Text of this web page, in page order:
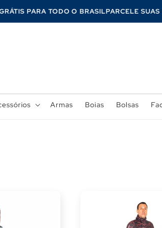
GRÁTIS PARA TODO O BRASILPARCELE
Armas Boias Bolsas